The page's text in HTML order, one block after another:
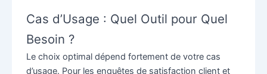
Cas d’Usage : Quel Outil pour Quel
Besoin ?
Le choix optimal dépend fortement de votre cas
d’usage. Pour les enquêtes de satisfaction client et